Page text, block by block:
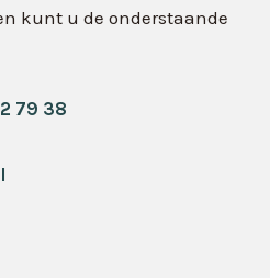
kunt u de onderstaande
79 38